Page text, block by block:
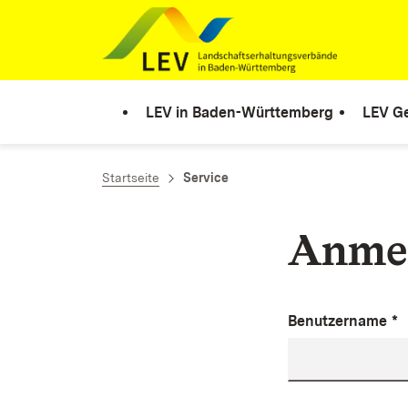
Zum Inhalt springen
Link zur Startseite
LEV in Baden-Württemberg LEV
Startseite Service
Benutzername *